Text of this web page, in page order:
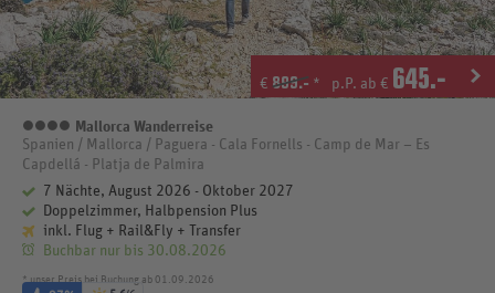
€ 899.- * p.P. ab € 645.-
4 Sterne
Mallorca Wanderreise
Spanien / Mallorca / Paguera - Cala Fornells - Camp de Mar – Es
Capdellá - Platja de Palmira
7 Nächte, August 2026 - Oktober 2027
Doppelzimmer, Halbpension Plus
inkl. Flug + Rail&Fly + Transfer
Buchbar nur bis 30.08.2026
* unser Preis bei Buchung ab 01.09.2026